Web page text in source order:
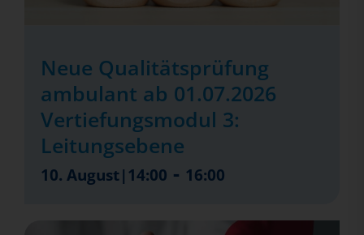
Neue Qualitätsprüfung
ambulant ab 01.07.2026
Vertiefungsmodul 3:
Leitungsebene
10. August|14:00 - 16:00